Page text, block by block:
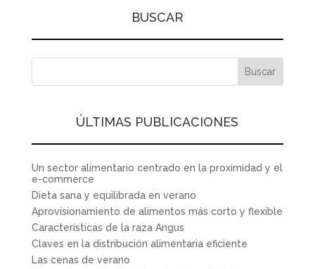
BUSCAR
ÚLTIMAS PUBLICACIONES
Un sector alimentario centrado en la proximidad y el
e-commerce
Dieta sana y equilibrada en verano
Aprovisionamiento de alimentos más corto y flexible
Características de la raza Angus
Claves en la distribución alimentaria eficiente
Las cenas de verano